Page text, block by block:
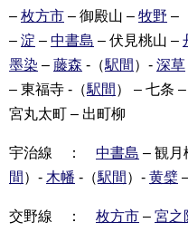
– 枚方市 – 御殿山 – 牧野 –
– 淀 – 中書島 – 伏見桃山 –
墨染 – 藤森 -（駅間 ）- 深草
– 東福寺 -（駅間 ） – 七条
宮丸太町 – 出町柳
宇治線 ： 中書島 – 観月
間 ）- 木幡 -（駅間 ）- 黄檗
交野線 ： 枚方市 – 宮之